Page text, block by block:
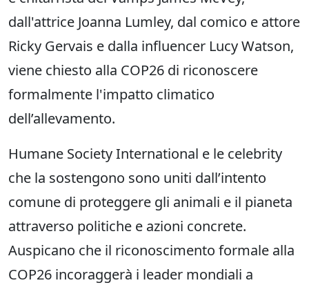
dall'attrice Joanna Lumley, dal comico e attore
Ricky Gervais e dalla influencer Lucy Watson,
viene chiesto alla COP26 di riconoscere
formalmente l'impatto climatico
dell’allevamento.
Humane Society International e le celebrity
che la sostengono sono uniti dall’intento
comune di proteggere gli animali e il pianeta
attraverso politiche e azioni concrete.
Auspicano che il riconoscimento formale alla
COP26 incoraggerà i leader mondiali a